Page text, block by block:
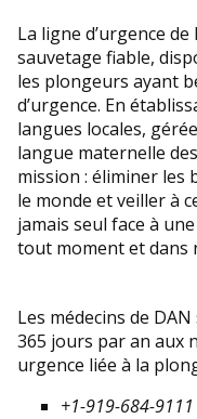
La ligne d’urgence
sauvetage fiable,
les plongeurs ayant
d’urgence. En
langues locales,
langue maternelle
mission : éliminer les
le monde et veiller à
jamais seul face à
tout moment et dans
Les médecins de
365 jours par an aux
urgence liée à la
+1-919-684-